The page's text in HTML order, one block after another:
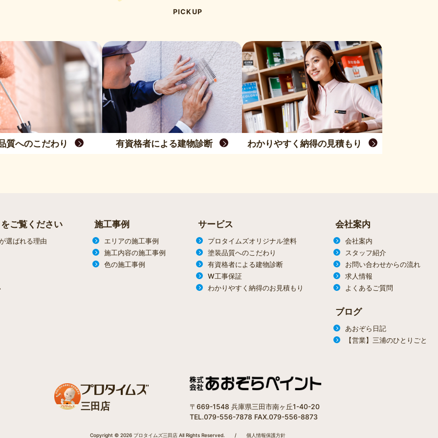
PICKUP
質へのこだわり 有資格者による建物診断 わかりやすく納得の見積もり
ご覧ください
選ばれる理由
施工事例
エリアの施工事例
施工内容の施工事例
色の施工事例
サービス
プロタイムズオリジナル塗料
塗装品質へのこだわり
有資格者による建物診断
W工事保証
わかりやすく納得のお見積もり
会社案内
会社案内
スタッフ紹介
お問い合わせからの流れ
求人情報
よくあるご質問
ブログ
あおぞら日記
【営業】三浦のひとりごと
三田店
〒669-1548 兵庫県三田市南ヶ丘1-40-20
TEL.079-556-7878 FAX.079-556-8873
Copyright © 2026 プロタイムズ三田店 All Rights Reserved. / 個人情報保護方針